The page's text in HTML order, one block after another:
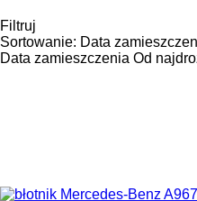
Filtruj
Sortowanie: Data
Data zamieszczenia Od